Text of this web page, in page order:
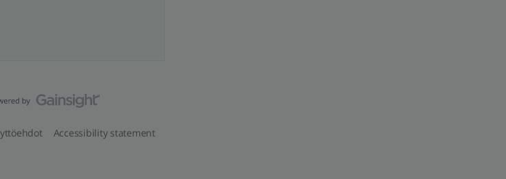
Accessibility statement